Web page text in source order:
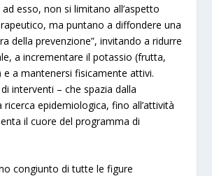
esso, non si limitano all’aspetto
ma puntano a diffondere una
della prevenzione”, invitando a ridurre
a incrementare il potassio (frutta,
e a mantenersi fisicamente attivi.
interventi – che spazia dalla
ricerca epidemiologica, fino all’attività
il cuore del programma di
congiunto di tutte le figure